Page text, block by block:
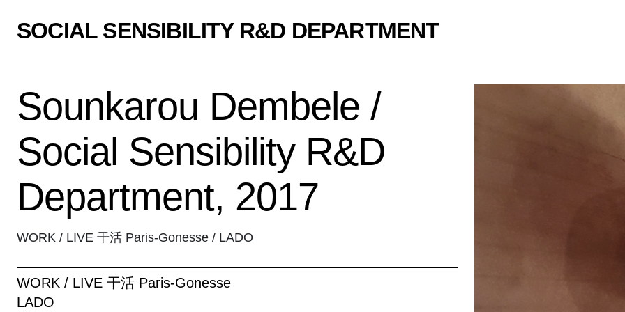
SOCIAL SENSIBILITY R&D DEPARTMENT
Sounkarou Dembele /
Social Sensibility R&D
Department, 2017
WORK / LIVE 干活 Paris-Gonesse / LADO
WORK / LIVE 干活 Paris-Gonesse
LADO